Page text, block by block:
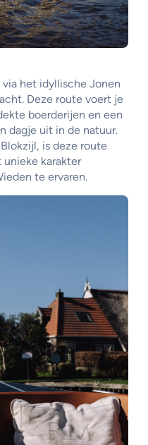
het idyllische Jonen
Deze route voert je
boerderijen en een
dagje uit in de natuur.
is deze route
unieke karakter
te ervaren.